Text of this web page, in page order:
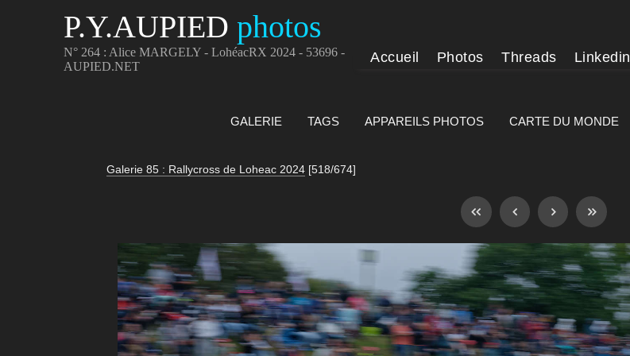
P.Y.AUPIED photos
N° 264 : Alice MARGELY - LohéacRX 2024 - 53696 -
AUPIED.NET
Accueil Photos Threads Linkedin
GALERIE TAGS APPAREILS PHOTOS CARTE DU MONDE
Galerie 85 : Rallycross de Loheac 2024 [518/674]